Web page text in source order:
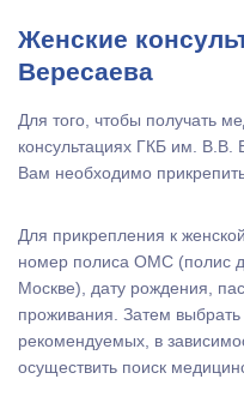
Женские
Вересаева
Для того, чтобы получать
консультациях ГКБ им. В.В.
Вам необходимо
Для прикрепления к
номер полиса ОМС (полис
Москве), дату рождения,
проживания. Затем
рекомендуемых, в
осуществить поиск